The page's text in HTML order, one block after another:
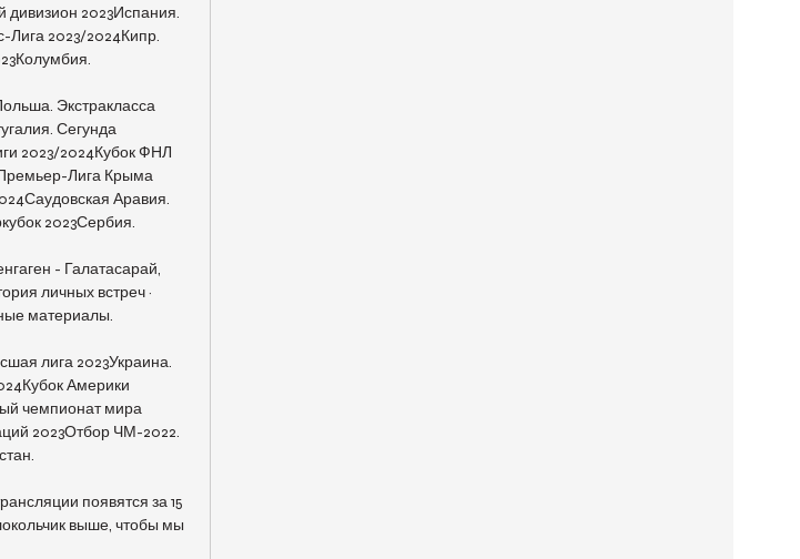
2023Испания.
Лига 2023/2024Кипр.
Экстракласса
Сегунда
2023/2024Кубок ФНЛ
Лига Крыма
Аравия.
2023Сербия.
- Галатасарай,
личных встреч ·
материалы.
лига 2023Украина.
Америки
чемпионат мира
2023Отбор ЧМ-2022.
появятся за 15
выше, чтобы мы